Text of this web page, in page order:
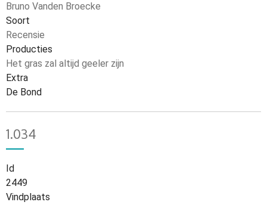
Bruno Vanden Broecke
Soort
Recensie
Producties
Het gras zal altijd geeler zijn
Extra
De Bond
1.034
Id
2449
Vindplaats